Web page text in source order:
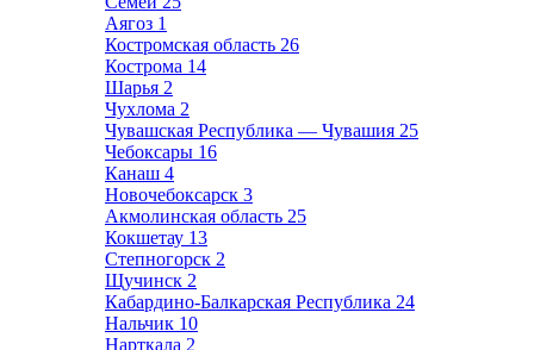
Аягоз 1
Костромская область 26
Кострома 14
Шарья 2
Чухлома 2
Чувашская Республика — Чувашия 25
Чебоксары 16
Канаш 4
Новочебоксарск 3
Акмолинская область 25
Кокшетау 13
Степногорск 2
Щучинск 2
Кабардино-Балкарская Республика 24
Нальчик 10
Нарткала 2